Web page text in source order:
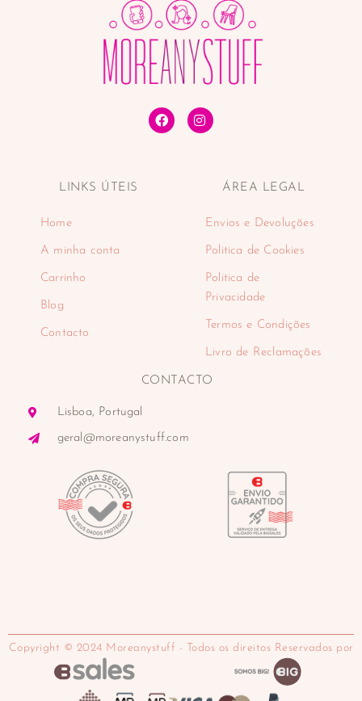
LINKS ÚTEIS
Home
A minha conta
Carrinho
Blog
Contacto
ÁREA LEGAL
Envios e Devoluções
Politica de Cookies
Politica de
Privacidade
Termos e Condições
Livro de Reclamações
CONTACTO
Lisboa, Portugal
geral@moreanystuff.com
Copyright © 2024 Moreanystuff - Todos os direitos Reservados por